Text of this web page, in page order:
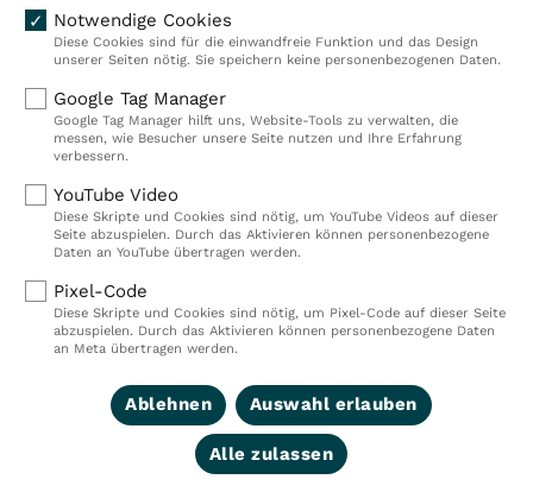
Kliniken
Ambulant
Reha
Prävention
Karriere
VITREA Deutschland
IMPRESSUM
HINWEISGEBERSYSTEM
AUFSICHTSBEHÖRDEN
Notwendige Cookies
Diese Cookies sind für die einwandfreie Funktion und das Design
unserer Seiten nötig. Sie speichern keine personenbezogenen Daten.
Google Tag Manager
Google Tag Manager hilft uns, Website-Tools zu verwalten, die
messen, wie Besucher unsere Seite nutzen und Ihre Erfahrung
verbessern.
YouTube Video
Diese Skripte und Cookies sind nötig, um YouTube Videos auf dieser
Seite abzuspielen. Durch das Aktivieren können personenbezogene
Daten an YouTube übertragen werden.
Pixel-Code
Diese Skripte und Cookies sind nötig, um Pixel-Code auf dieser Seite
abzuspielen. Durch das Aktivieren können personenbezogene Daten
an Meta übertragen werden.
Ablehnen Auswahl erlauben
Alle zulassen